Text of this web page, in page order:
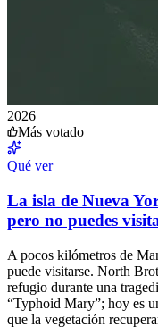
2026
Más votado
Qué ver
La isla de Nueva
pero no puedes
A pocos kilómetros de
puede visitarse. North
refugio durante una
“Typhoid Mary”; hoy es
que la vegetación